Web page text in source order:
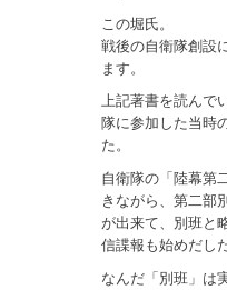
この堀氏。
戦後の自衛隊創設
ます。
上記著書を読んで
隊に参加した当時
た。
自衛隊の「陸幕第
きながら、第二部
が出来て、別班と
信諜報も始めだし
なんだ「別班」は